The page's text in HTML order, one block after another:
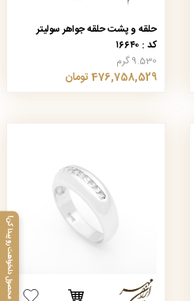
حلقه و پشت حلقه جواهر سولیتر
کد : ۱۶۶۴۰
9.530 گرم
476,758,529 تومان
محصول دلخواهت رو پیدا کن!